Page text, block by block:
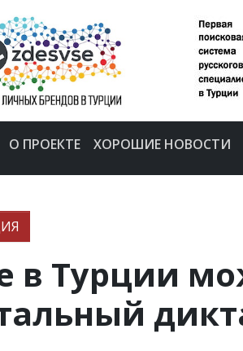
О ПРОЕКТЕ ХОРОШИЕ НОВОСТИ
в Турции